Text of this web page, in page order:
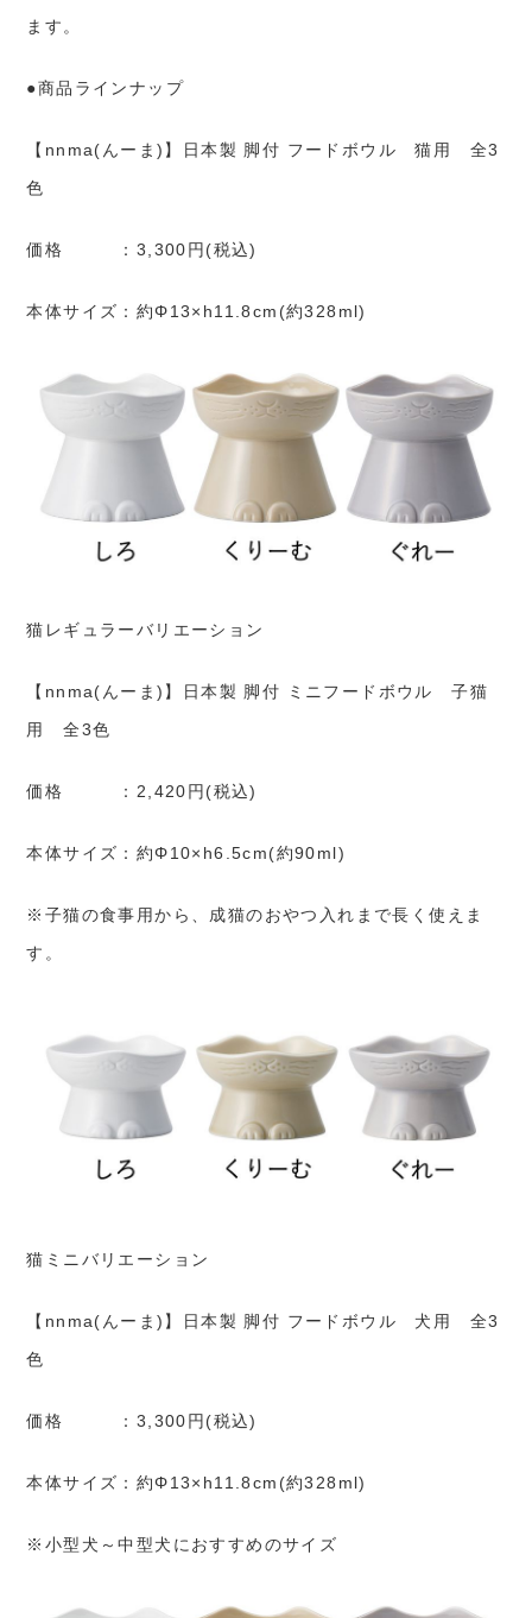
ます。
●商品ラインナップ
【nnma(んーま)】日本製 脚付 フードボウル 猫用 全3
色
価格 ：3,300円(税込)
本体サイズ：約Φ13×h11.8cm(約328ml)
猫レギュラーバリエーション
【nnma(んーま)】日本製 脚付 ミニフードボウル 子猫
用 全3色
価格 ：2,420円(税込)
本体サイズ：約Φ10×h6.5cm(約90ml)
※子猫の食事用から、成猫のおやつ入れまで長く使えま
す。
猫ミニバリエーション
【nnma(んーま)】日本製 脚付 フードボウル 犬用 全3
色
価格 ：3,300円(税込)
本体サイズ：約Φ13×h11.8cm(約328ml)
※小型犬～中型犬におすすめのサイズ